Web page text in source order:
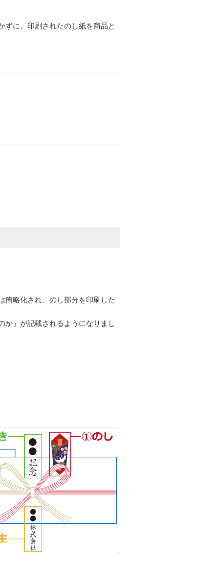
ずに、印刷されたのし紙を商品と
簡略化され、のし部分を印刷した
か」が記載されるようになりまし